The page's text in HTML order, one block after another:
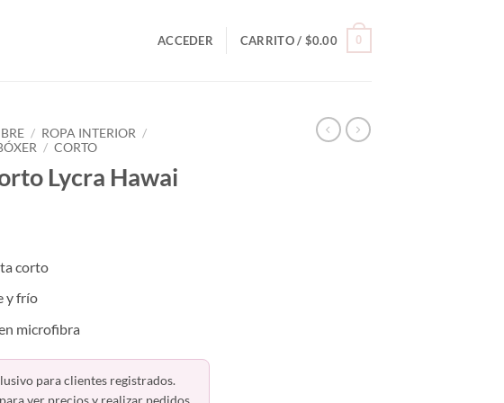
ACCEDER CARRITO / $0.00 0
/ ROPA INTERIOR /
/ CORTO
Lycra Hawai
corto
y frío
microfibra
para clientes registrados.
para ver precios y realizar pedidos.